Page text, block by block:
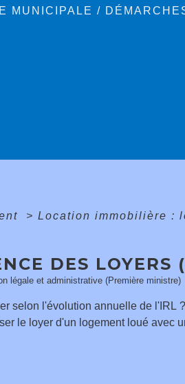
MUNICIPALE /
> Location immobilière :
DES LOYERS
légale et administrative (Première ministre)
selon l'évolution annuelle de l'IRL
le loyer d'un logement loué avec